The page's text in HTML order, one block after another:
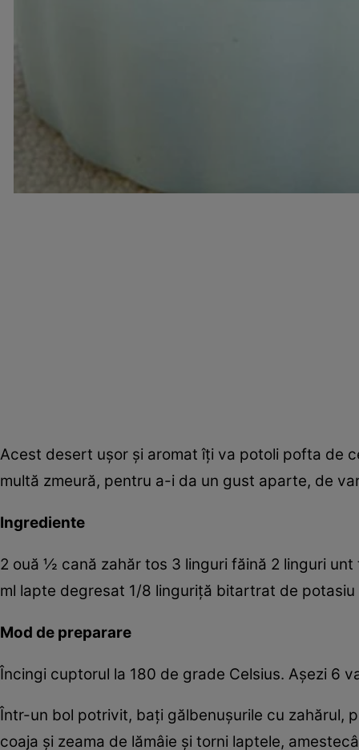
Acest desert uşor şi aromat îţi va potoli pofta de
multă zmeură, pentru a-i da un gust aparte, de
Ingrediente
2 ouă ½ cană zahăr tos 3 linguri făină 2 linguri
ml lapte degresat 1/8 linguriţă bitartrat de
Mod de preparare
Încingi cuptorul la 180 de grade Celsius. Aşezi 6
Într-un bol potrivit, baţi gălbenuşurile cu zahărul,
coaja şi zeama de lămâie şi torni laptele,